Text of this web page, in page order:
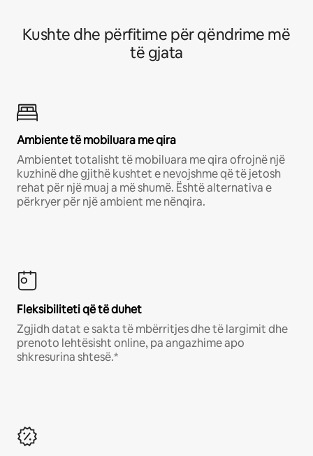
Kushte dhe përfitime për qëndrime më
të gjata
Ambiente të mobiluara me qira
Ambientet totalisht të mobiluara me qira ofrojnë një
kuzhinë dhe gjithë kushtet e nevojshme që të jetosh
rehat për një muaj a më shumë. Është alternativa e
përkryer për një ambient me nënqira.
Fleksibiliteti që të duhet
Zgjidh datat e sakta të mbërritjes dhe të largimit dhe
prenoto lehtësisht online, pa angazhime apo
shkresurina shtesë.*